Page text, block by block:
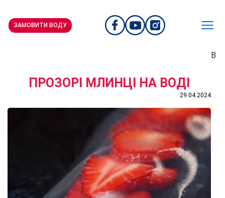
ЗАМОВИТИ ВОДУ
ПРОЗОРІ МЛИНЦІ НА ВОДІ
29.04.2024
В